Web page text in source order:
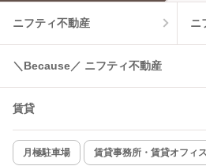
温水洗浄便座
コンロ2口以上
新着のみ
ニフティ不動産 ニ
＼Because／ ニフティ不動産
賃貸
月極駐車場 賃貸事務所・賃貸オフィス